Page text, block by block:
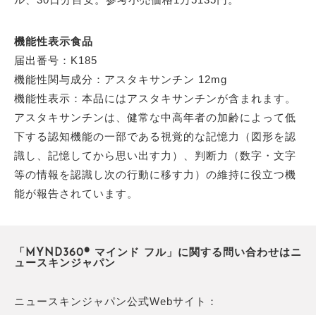
機能性表示食品
届出番号：K185
機能性関与成分：アスタキサンチン 12mg
機能性表示：本品にはアスタキサンチンが含まれます。
アスタキサンチンは、健常な中高年者の加齢によって低
下する認知機能の一部である視覚的な記憶力（図形を認
識し、記憶してから思い出す力）、判断力（数字・文字
等の情報を認識し次の行動に移す力）の維持に役立つ機
能が報告されています。
「MYND360® マインド フル」に関する問い合わせはニ
ュースキンジャパン
ニュースキンジャパン公式Webサイト：